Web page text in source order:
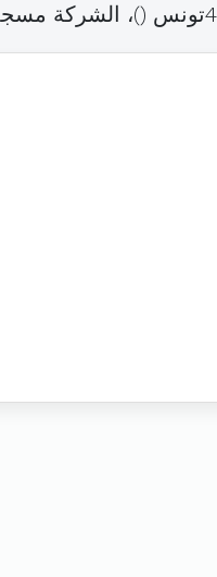
)، الشركة